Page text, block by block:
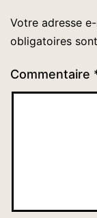
Votre adresse
obligatoires
Commentaire